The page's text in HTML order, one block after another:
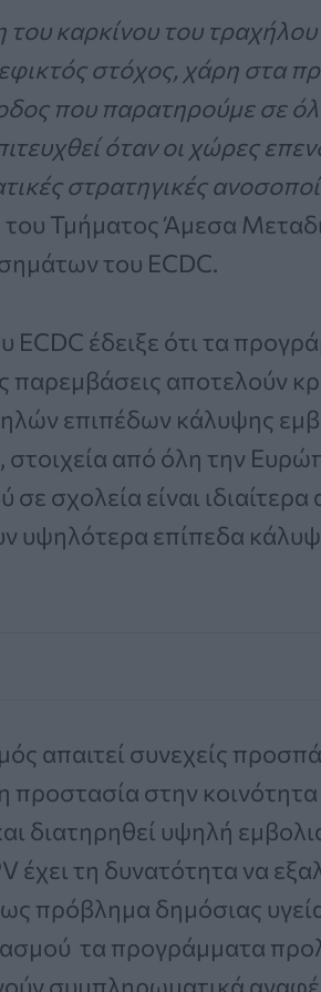
του καρκίνου του
στόχος, χάρη στα
που παρατηρούμε σε
όταν οι χώρες
στρατηγικές
του Τμήματος Άμεσα
του ECDC.
ECDC έδειξε ότι τα
παρεμβάσεις αποτελούν
επιπέδων κάλυψης
στοιχεία από όλη την
σε σχολεία είναι
υψηλότερα επίπεδα
απαιτεί συνεχείς
προστασία στην
διατηρηθεί υψηλή
έχει τη δυνατότητα να
πρόβλημα δημόσιας
τα προγράμματα
συμπληρωματικά